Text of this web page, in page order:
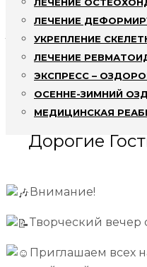
ЛЕЧЕНИЕ
УКРЕПЛЕНИЕ
ЛЕЧЕНИЕ
ЭКСПРЕСС –
ОСЕННЕ-ЗИМНИЙ
МЕДИЦИНСКАЯ
Дорогие
Внимание!
Творческий вечер
Приглашаем всех